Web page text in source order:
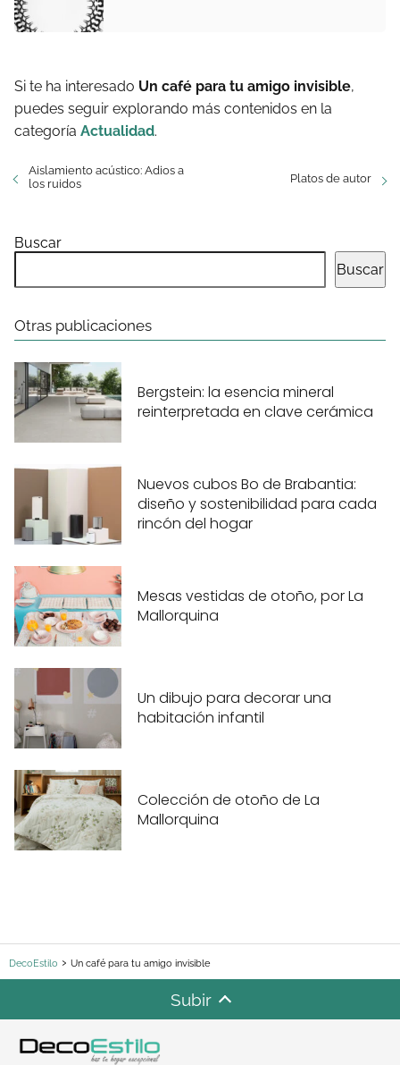
Si te ha interesado Un café para tu amigo invisible,
puedes seguir explorando más contenidos en la
categoría Actualidad.
Aislamiento acústico: Adios a
los ruidos
Platos de autor
Buscar
Buscar
Otras publicaciones
Bergstein: la esencia mineral
reinterpretada en clave cerámica
Nuevos cubos Bo de Brabantia:
diseño y sostenibilidad para cada
rincón del hogar
Mesas vestidas de otoño, por La
Mallorquina
Un dibujo para decorar una
habitación infantil
Colección de otoño de La
Mallorquina
DecoEstilo Un café para tu amigo invisible
Subir